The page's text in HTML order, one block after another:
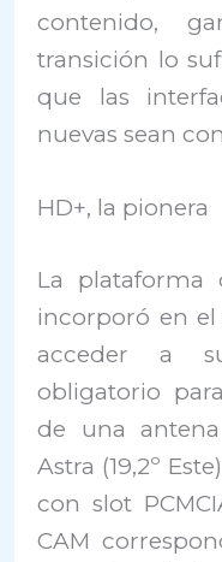
contenido,
transición lo
que las
nuevas sean
HD+, la pionera
La plataforma
incorporó en el
acceder a
obligatorio
de una
Astra (19,2º
con slot
CAM